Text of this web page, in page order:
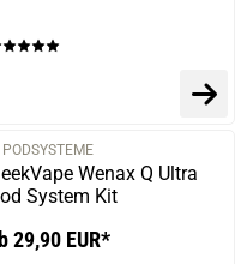
PODSYSTEME
Wenax Q Ultra
System Kit
29,90 EUR*